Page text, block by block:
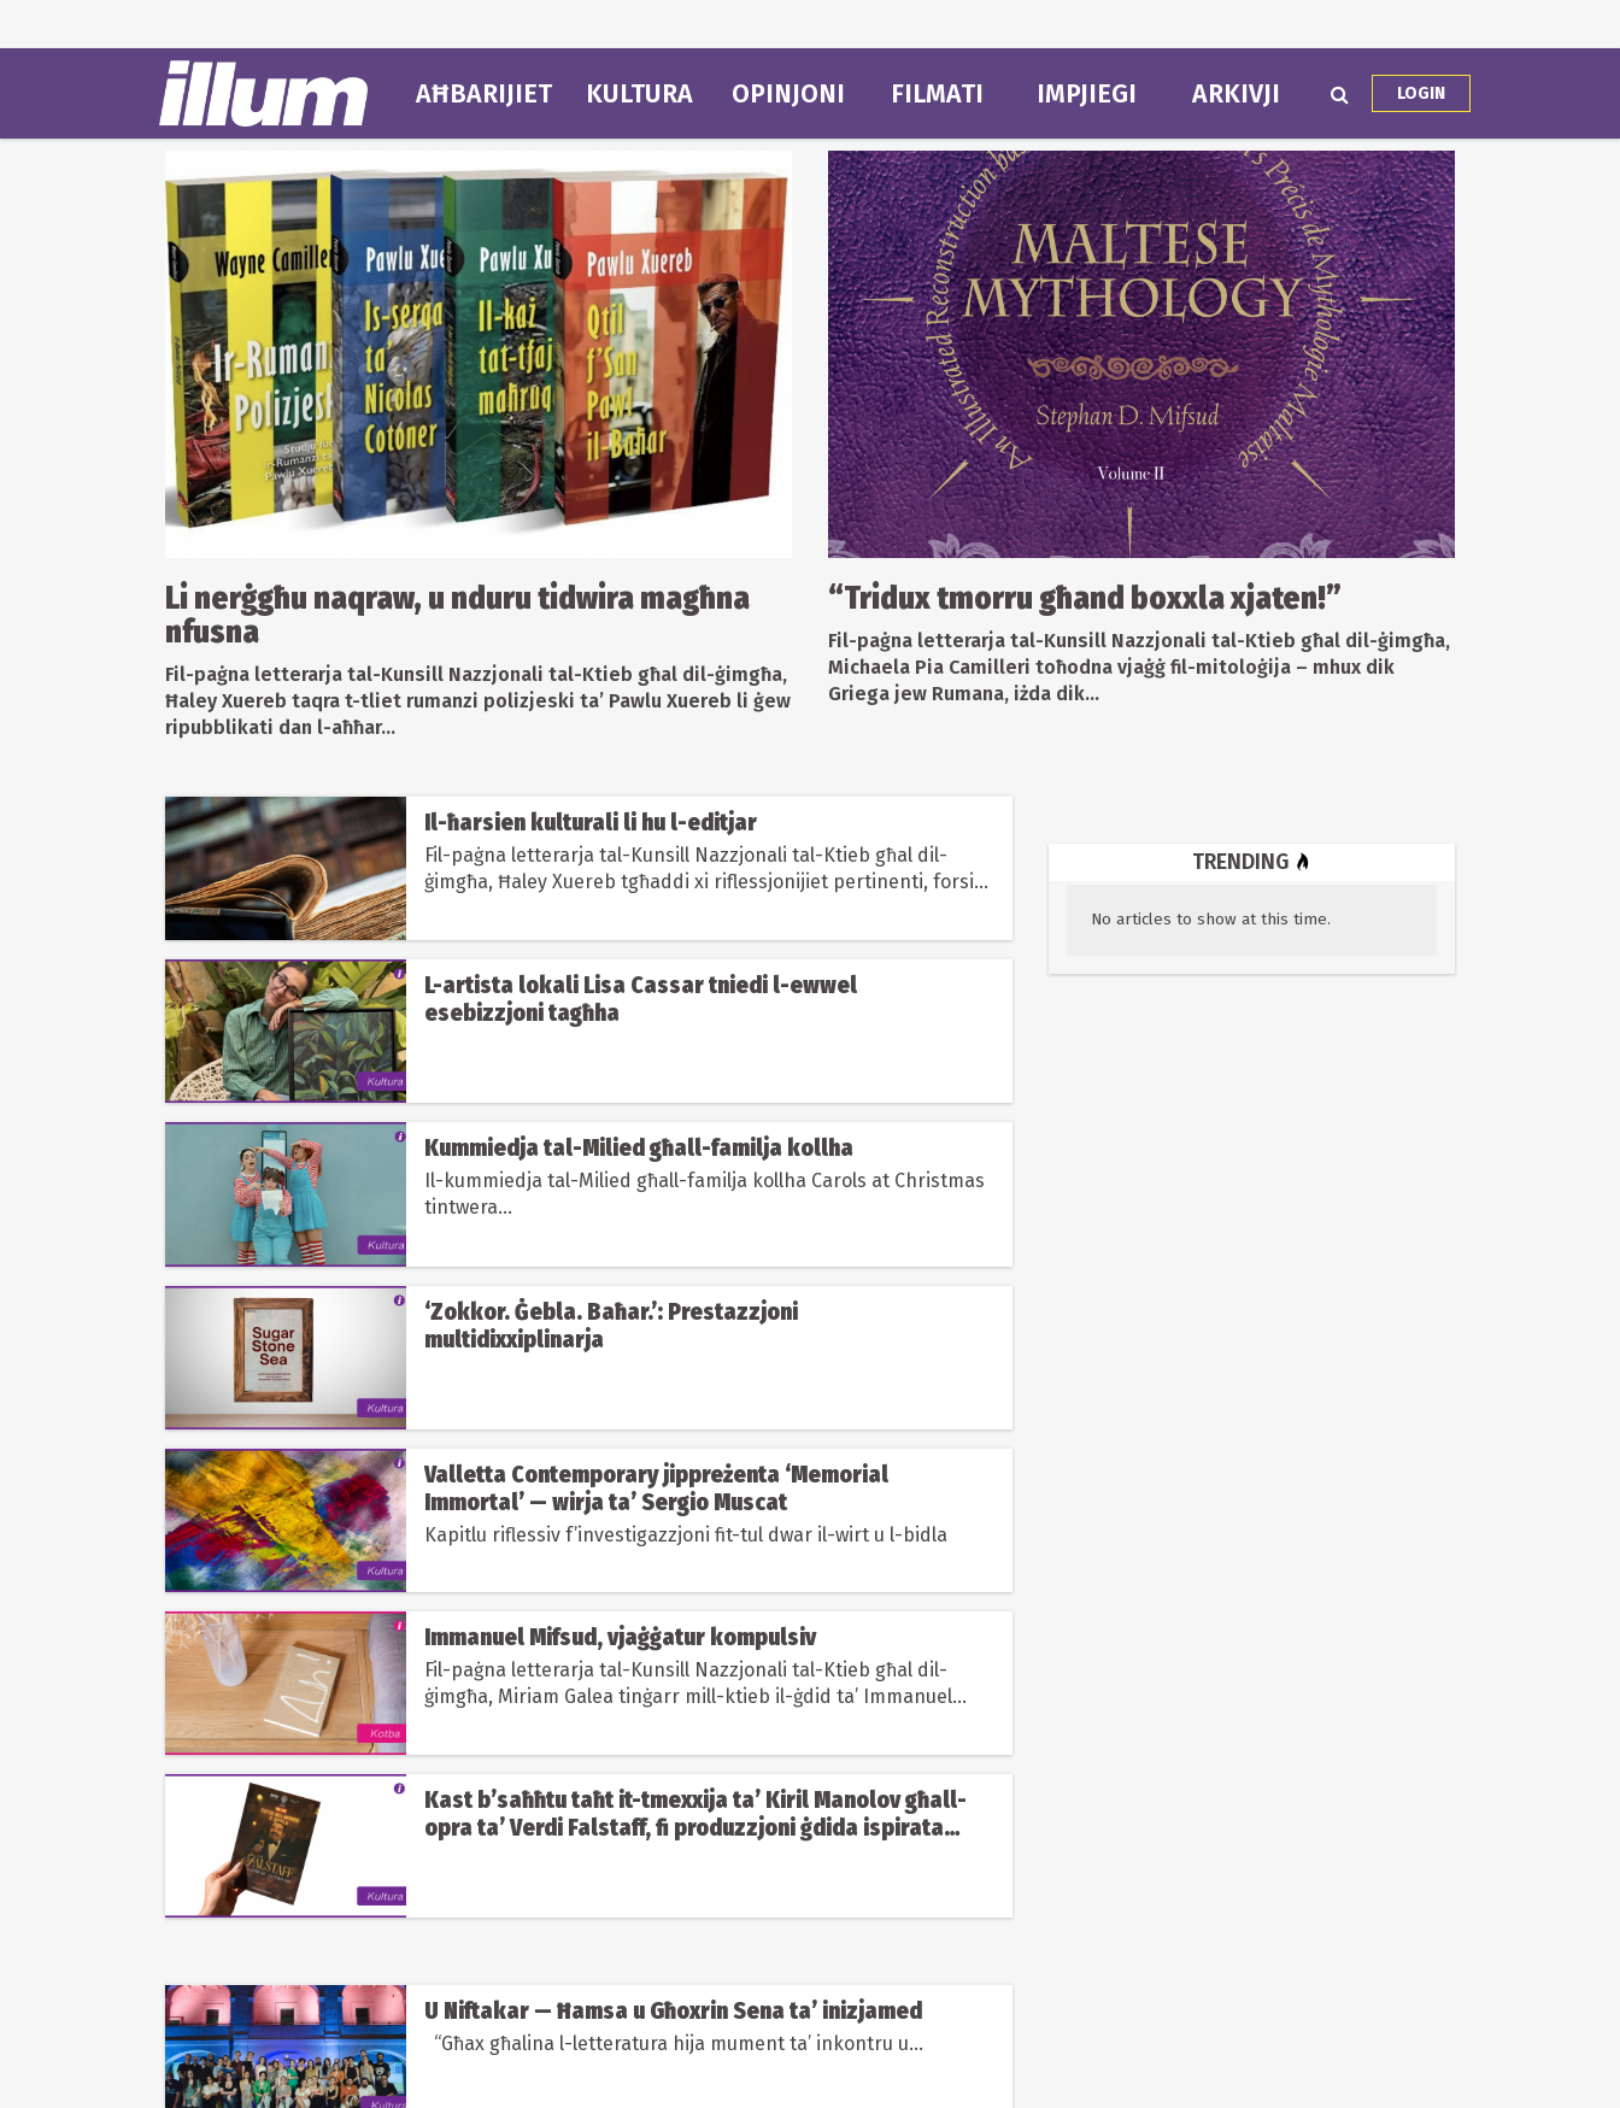
AĦBARIJIET KULTURA OPINJONI FILMATI IMPJIEGI ARKIVJI LOGIN
Li nerġgħu naqraw, u nduru tidwira magħna
nfusna
Fil-paġna letterarja tal-Kunsill Nazzjonali tal-Ktieb għal dil-ġimgħa,
Ħaley Xuereb taqra t-tliet rumanzi polizjeski ta’ Pawlu Xuereb li ġew
ripubblikati dan l-aħħar...
“Tridux tmorru għand boxxla xjaten!”
Fil-paġna letterarja tal-Kunsill Nazzjonali tal-Ktieb għal dil-ġimgħa,
Michaela Pia Camilleri toħodna vjaġġ fil-mitoloġija – mhux dik
Griega jew Rumana, iżda dik...
Il-ħarsien kulturali li hu l-editjar
Fil-paġna letterarja tal-Kunsill Nazzjonali tal-Ktieb għal dil-
ġimgħa, Ħaley Xuereb tgħaddi xi riflessjonijiet pertinenti, forsi
L-artista lokali Lisa Cassar tniedi l-ewwel
esebizzjoni tagħha
Kummiedja tal-Milied għall-familja kollha
Il-kummiedja tal-Milied għall-familja kollha Carols at Christmas
tintwera...
‘Zokkor. Ġebla. Baħar.’: Prestazzjoni
multidixxiplinarja
Valletta Contemporary jippreżenta ‘Memorial
Immortal’ — wirja ta’ Sergio Muscat
Kapitlu riflessiv f’investigazzjoni fit-tul dwar il-wirt u l-bidla
Immanuel Mifsud, vjaġġatur kompulsiv
Fil-paġna letterarja tal-Kunsill Nazzjonali tal-Ktieb għal dil-
ġimgħa, Miriam Galea tinġarr mill-ktieb il-ġdid ta’ Immanuel
Kast b’saħħtu taħt it-tmexxija ta’ Kiril Manolov għall-
opra ta’ Verdi Falstaff, fi produzzjoni ġdida ispirata
U Niftakar — Ħamsa u Għoxrin Sena ta’ inizjamed
“Għax għalina l-letteratura hija mument ta’ inkontru u...
TRENDING